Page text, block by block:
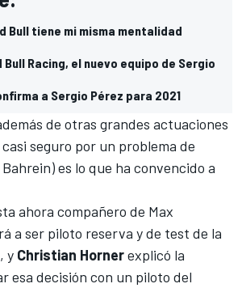
Bull tiene mi misma mentalidad
Racing, el nuevo equipo de Sergio
a Sergio Pérez para 2021
de otras grandes actuaciones
seguro por un problema de
es lo que ha convencido a
ahora compañero de Max
a ser piloto reserva y de test de la
y Christian Hornerexplicó la
esa decisión con un piloto del